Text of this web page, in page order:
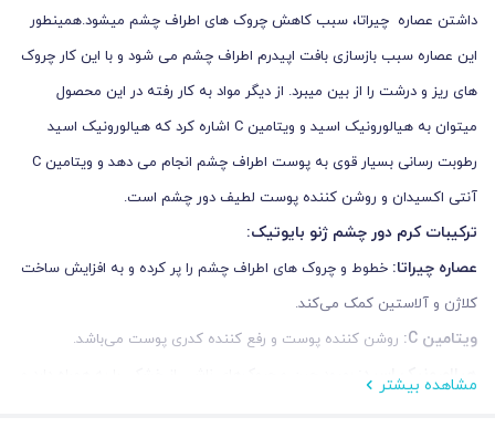
داشتن عصاره چیراتا، سبب کاهش چروک های اطراف چشم میشود.همینطور
این عصاره سبب بازسازی بافت اپیدرم اطراف چشم می شود و با این کار چروک
های ریز و درشت را از بین میبرد. از دیگر مواد به کار رفته در این محصول
میتوان به هیالورونیک اسید و ویتامین C اشاره کرد که هیالورونیک اسید
رطوبت رسانی بسیار قوی به پوست اطراف چشم انجام می دهد و ویتامین C
آنتی اکسیدان و روشن کننده پوست لطیف دور چشم است.
ترکیبات کرم دور چشم ژنو بایوتیک:
عصاره چیراتا: خطوط و چروک های اطراف چشم را پر کرده و به افزایش ساخت
کلاژن و آلاستین کمک می‌کند.
ویتامین C
: روشن کننده پوست و رفع کننده کدری پوست می‌باشد.
هیالورونیک اسید:
مشاهده بیشتر